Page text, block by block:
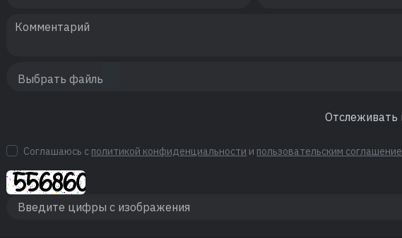
Отслеживать
Соглашаюсь с политикой конфиденциальности и пользовательским